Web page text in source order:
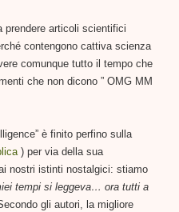
prendere articoli scientifici
contengono cattiva scienza
comunque tutto il tempo che
che non dicono ” OMG MM
è finito perfino sulla
) per via della sua
nostri istinti nostalgici: stiamo
tempi si leggeva… ora tutti a
gli autori, la migliore